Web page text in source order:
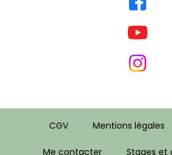
CGV Mentions légales
Me contacter Stages et